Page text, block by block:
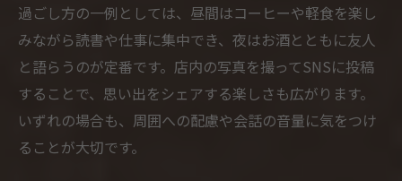
過ごし方の一例としては、昼間はコーヒーや軽食を楽し
みながら読書や仕事に集中でき、夜はお酒とともに友人
と語らうのが定番です。店内の写真を撮ってSNSに投稿
することで、思い出をシェアする楽しさも広がります。
いずれの場合も、周囲への配慮や会話の音量に気をつけ
ることが大切です。